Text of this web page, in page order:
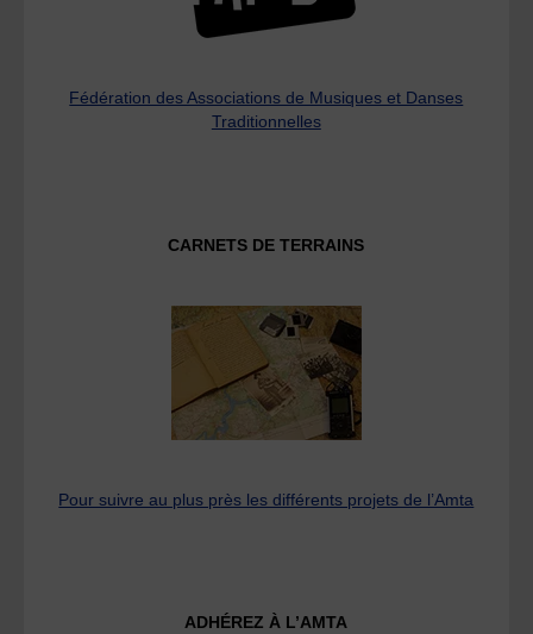
Fédération des Associations de Musiques et Danses
Traditionnelles
CARNETS DE TERRAINS
Pour suivre au plus près les différents projets de l’Amta
ADHÉREZ À L’AMTA